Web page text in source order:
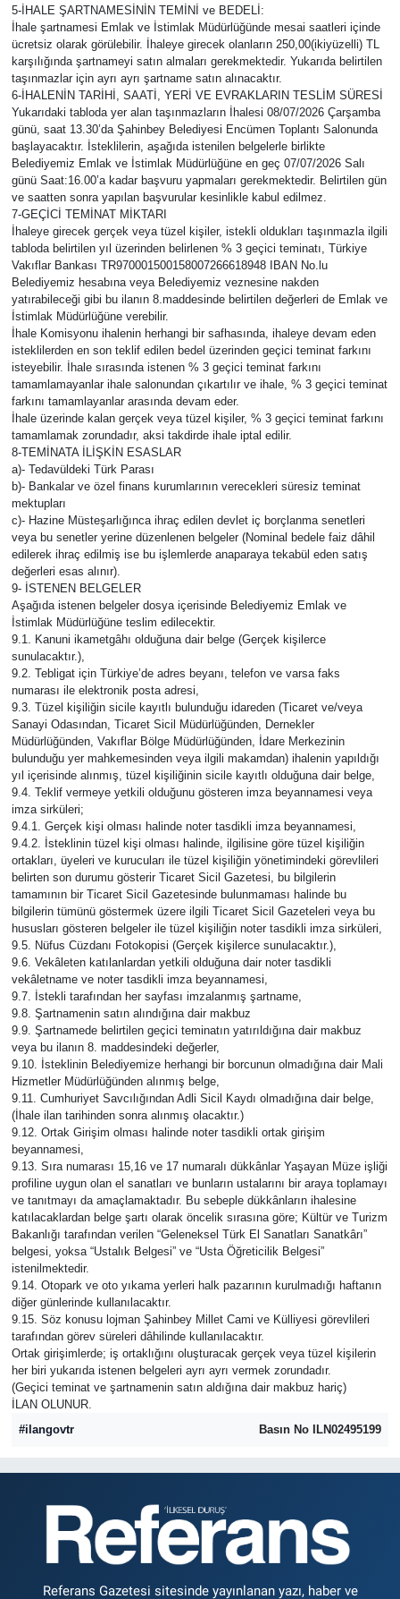
5-İHALE ŞARTNAMESİNİN TEMİNİ ve BEDELİ:
İhale şartnamesi Emlak ve İstimlak Müdürlüğünde mesai saatleri içinde
ücretsiz olarak görülebilir. İhaleye girecek olanların 250,00(ikiyüzelli) TL
karşılığında şartnameyi satın almaları gerekmektedir. Yukarıda belirtilen
taşınmazlar için ayrı ayrı şartname satın alınacaktır.
6-İHALENİN TARİHİ, SAATİ, YERİ VE EVRAKLARIN TESLİM SÜRESİ
Yukarıdaki tabloda yer alan taşınmazların İhalesi 08/07/2026 Çarşamba
günü, saat 13.30’da Şahinbey Belediyesi Encümen Toplantı Salonunda
başlayacaktır. İsteklilerin, aşağıda istenilen belgelerle birlikte
Belediyemiz Emlak ve İstimlak Müdürlüğüne en geç 07/07/2026 Salı
günü Saat:16.00’a kadar başvuru yapmaları gerekmektedir. Belirtilen gün
ve saatten sonra yapılan başvurular kesinlikle kabul edilmez.
7-GEÇİCİ TEMİNAT MİKTARI
İhaleye girecek gerçek veya tüzel kişiler, istekli oldukları taşınmazla ilgili
tabloda belirtilen yıl üzerinden belirlenen % 3 geçici teminatı, Türkiye
Vakıflar Bankası TR970001500158007266618948 IBAN No.lu
Belediyemiz hesabına veya Belediyemiz veznesine nakden
yatırabileceği gibi bu ilanın 8.maddesinde belirtilen değerleri de Emlak ve
İstimlak Müdürlüğüne verebilir.
İhale Komisyonu ihalenin herhangi bir safhasında, ihaleye devam eden
isteklilerden en son teklif edilen bedel üzerinden geçici teminat farkını
isteyebilir. İhale sırasında istenen % 3 geçici teminat farkını
tamamlamayanlar ihale salonundan çıkartılır ve ihale, % 3 geçici teminat
farkını tamamlayanlar arasında devam eder.
İhale üzerinde kalan gerçek veya tüzel kişiler, % 3 geçici teminat farkını
tamamlamak zorundadır, aksi takdirde ihale iptal edilir.
8-TEMİNATA İLİŞKİN ESASLAR
a)- Tedavüldeki Türk Parası
b)- Bankalar ve özel finans kurumlarının verecekleri süresiz teminat
mektupları
c)- Hazine Müsteşarlığınca ihraç edilen devlet iç borçlanma senetleri
veya bu senetler yerine düzenlenen belgeler (Nominal bedele faiz dâhil
edilerek ihraç edilmiş ise bu işlemlerde anaparaya tekabül eden satış
değerleri esas alınır).
9- İSTENEN BELGELER
Aşağıda istenen belgeler dosya içerisinde Belediyemiz Emlak ve
İstimlak Müdürlüğüne teslim edilecektir.
9.1. Kanuni ikametgâhı olduğuna dair belge (Gerçek kişilerce
sunulacaktır.),
9.2. Tebligat için Türkiye’de adres beyanı, telefon ve varsa faks
numarası ile elektronik posta adresi,
9.3. Tüzel kişiliğin sicile kayıtlı bulunduğu idareden (Ticaret ve/veya
Sanayi Odasından, Ticaret Sicil Müdürlüğünden, Dernekler
Müdürlüğünden, Vakıflar Bölge Müdürlüğünden, İdare Merkezinin
bulunduğu yer mahkemesinden veya ilgili makamdan) ihalenin yapıldığı
yıl içerisinde alınmış, tüzel kişiliğinin sicile kayıtlı olduğuna dair belge,
9.4. Teklif vermeye yetkili olduğunu gösteren imza beyannamesi veya
imza sirküleri;
9.4.1. Gerçek kişi olması halinde noter tasdikli imza beyannamesi,
9.4.2. İsteklinin tüzel kişi olması halinde, ilgilisine göre tüzel kişiliğin
ortakları, üyeleri ve kurucuları ile tüzel kişiliğin yönetimindeki görevlileri
belirten son durumu gösterir Ticaret Sicil Gazetesi, bu bilgilerin
tamamının bir Ticaret Sicil Gazetesinde bulunmaması halinde bu
bilgilerin tümünü göstermek üzere ilgili Ticaret Sicil Gazeteleri veya bu
hususları gösteren belgeler ile tüzel kişiliğin noter tasdikli imza sirküleri,
9.5. Nüfus Cüzdanı Fotokopisi (Gerçek kişilerce sunulacaktır.),
9.6. Vekâleten katılanlardan yetkili olduğuna dair noter tasdikli
vekâletname ve noter tasdikli imza beyannamesi,
9.7. İstekli tarafından her sayfası imzalanmış şartname,
9.8. Şartnamenin satın alındığına dair makbuz
9.9. Şartnamede belirtilen geçici teminatın yatırıldığına dair makbuz
veya bu ilanın 8. maddesindeki değerler,
9.10. İsteklinin Belediyemize herhangi bir borcunun olmadığına dair Mali
Hizmetler Müdürlüğünden alınmış belge,
9.11. Cumhuriyet Savcılığından Adli Sicil Kaydı olmadığına dair belge,
(İhale ilan tarihinden sonra alınmış olacaktır.)
9.12. Ortak Girişim olması halinde noter tasdikli ortak girişim
beyannamesi,
9.13. Sıra numarası 15,16 ve 17 numaralı dükkânlar Yaşayan Müze işliği
profiline uygun olan el sanatları ve bunların ustalarını bir araya toplamayı
ve tanıtmayı da amaçlamaktadır. Bu sebeple dükkânların ihalesine
katılacaklardan belge şartı olarak öncelik sırasına göre; Kültür ve Turizm
Bakanlığı tarafından verilen “Geleneksel Türk El Sanatları Sanatkârı”
belgesi, yoksa “Ustalık Belgesi” ve “Usta Öğreticilik Belgesi”
istenilmektedir.
9.14. Otopark ve oto yıkama yerleri halk pazarının kurulmadığı haftanın
diğer günlerinde kullanılacaktır.
9.15. Söz konusu lojman Şahinbey Millet Cami ve Külliyesi görevlileri
tarafından görev süreleri dâhilinde kullanılacaktır.
Ortak girişimlerde; iş ortaklığını oluşturacak gerçek veya tüzel kişilerin
her biri yukarıda istenen belgeleri ayrı ayrı vermek zorundadır.
(Geçici teminat ve şartnamenin satın aldığına dair makbuz hariç)
İLAN OLUNUR.
#ilangovtr
Basın No ILN02495199
Referans Gazetesi sitesinde yayınlanan yazı, haber ve